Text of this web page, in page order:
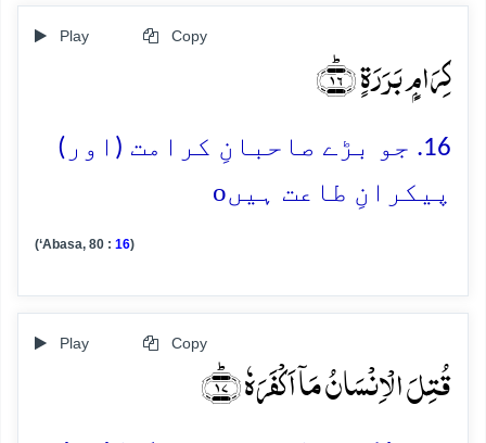
Play Copy
کِرَامٍۭ بَرَرَۃٍ ﴿ؕ۱۶﴾
16. جو بڑے صاحبانِ کرامت (اور)
پیکرانِ طاعت ہیںo
(‘Abasa, 80 : 16)
Play Copy
قُتِلَ الۡاِنۡسَانُ مَاۤ اَکۡفَرَہٗ ﴿ؕ۱۷﴾